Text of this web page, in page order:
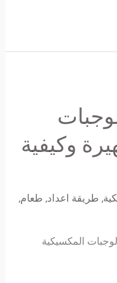
وكيفية
, طريقة اعداد, طعام,
المكسيكية